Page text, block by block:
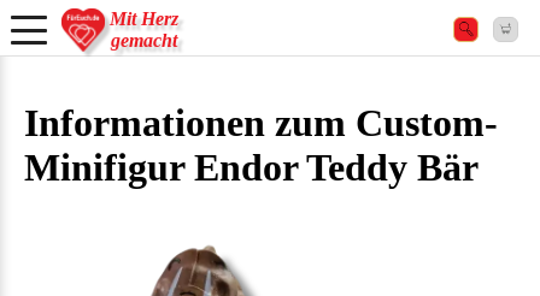
Mit Herz
gemacht
Informationen zum Custom-
Minifigur Endor Teddy Bär